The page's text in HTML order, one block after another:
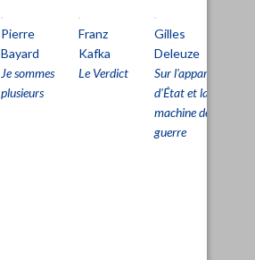
Pierre
Bayard
Je sommes
plusieurs
Franz
Kafka
Le Verdict
Gilles
Deleuze
Sur l'appareil
d'État et la
machine de
guerre